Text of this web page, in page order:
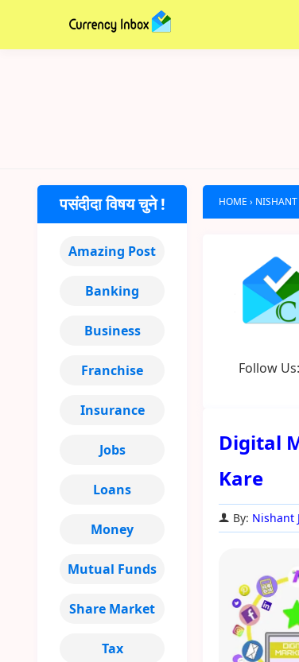
HOME › NISHANT
Follow Us:
Digital
Kare
By: Nishant
पसंदीदा विषय चुने !
Amazing Post
Banking
Business
Franchise
Insurance
Jobs
Loans
Money
Mutual Funds
Share Market
Tax